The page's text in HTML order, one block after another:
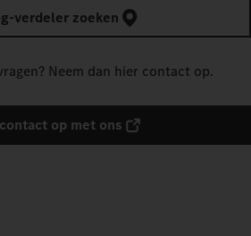
verdeler zoeken
Neem dan hier contact op.
op met ons